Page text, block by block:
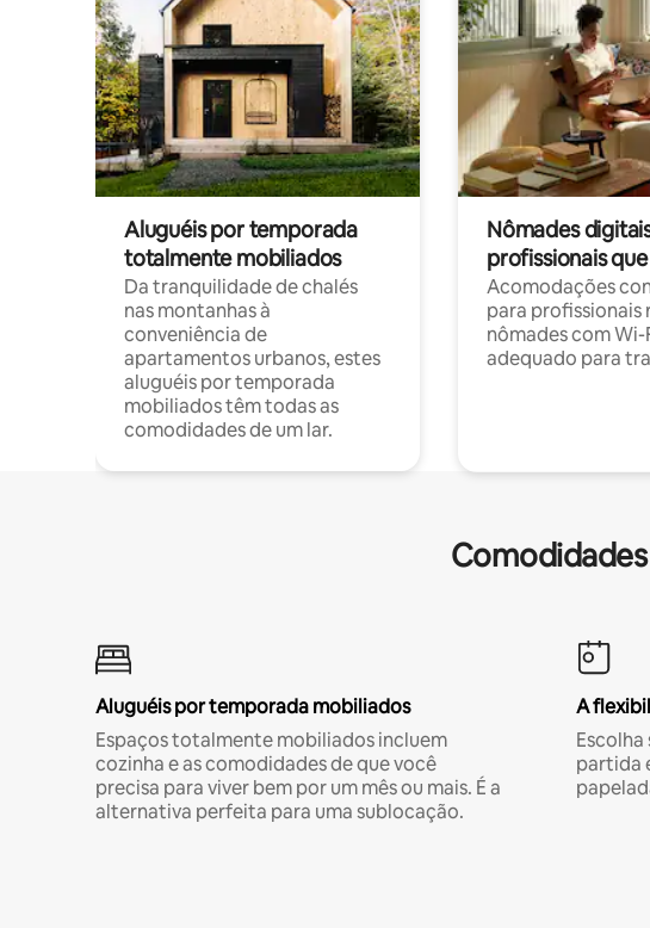
Aluguéis por temporada
totalmente mobiliados
Da tranquilidade de chalés
nas montanhas à
conveniência de
apartamentos urbanos, estes
aluguéis por temporada
mobiliados têm todas as
comodidades de um lar.
Nômades
profissionais
Acomodações
para profissionais
nômades com Wi-
adequado para
Aluguéis por temporada mobiliados
Espaços totalmente mobiliados incluem
cozinha e as comodidades de que você
precisa para viver bem por um mês ou mais. É a
alternativa perfeita para uma sublocação.
A
partida